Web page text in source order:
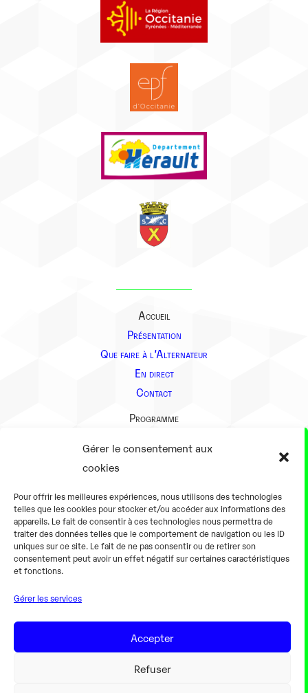
Gérer le consentement aux
cookies
Pour offrir les meilleures expériences, nous utilisons des technologies
telles que les cookies pour stocker et/ou accéder aux informations des
appareils. Le fait de consentir à ces technologies nous permettra de
traiter des données telles que le comportement de navigation ou les ID
uniques sur ce site. Le fait de ne pas consentir ou de retirer son
consentement peut avoir un effet négatif sur certaines caractéristiques
et fonctions.
Gérer les services
Accepter
Refuser
Accueil
Présentation
Que faire à l’Alternateur
En direct
Contact
Programme
Présentation
En pratique
Tarifs et horaires
Salles
Équipements numériques
Gaming